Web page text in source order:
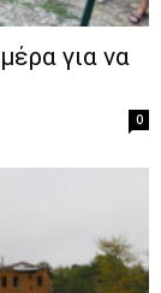
για να
0